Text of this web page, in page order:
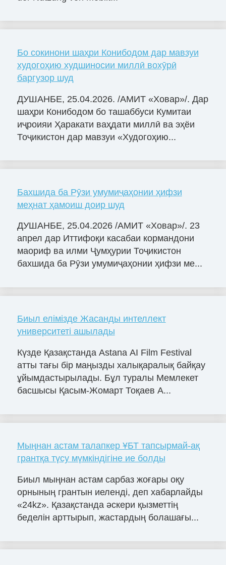
Бо сокинони шаҳри Конибодом дар мавзуи
худогоҳию худшиносии миллӣ вохӯрӣ
баргузор шуд
ДУШАНБЕ, 25.04.2026. /АМИТ «Ховар»/. Дар
шаҳри Конибодом бо ташаббуси Кумитаи
иҷроияи Ҳаракати ваҳдати миллӣ ва эҳёи
Тоҷикистон дар мавзуи «Худогоҳию...
Бахшида ба Рӯзи умумиҷаҳонии ҳифзи
меҳнат ҳамоиш доир шуд
ДУШАНБЕ, 25.04.2026 /АМИТ «Ховар»/. 23
апрел дар Иттифоқи касабаи кормандони
маориф ва илми Ҷумҳурии Тоҷикистон
бахшида ба Рӯзи умумиҷаҳонии ҳифзи ме...
Биыл елімізде Жасанды интеллект
университеті ашылады
Күзде Қазақстанда Astana AI Film Festival
атты тағы бір маңызды халықаралық байқау
ұйымдастырылады. Бұл туралы Мемлекет
басшысы Қасым-Жомарт Тоқаев A...
Мыңнан астам талапкер ҰБТ тапсырмай-ақ
грантқа түсу мүмкіндігіне ие болды
Биыл мыңнан астам сарбаз жоғары оқу
орнының грантын иеленді, деп хабарлайды
«24kz». Қазақстанда әскери қызметтің
беделін арттырып, жастардың болашағы...